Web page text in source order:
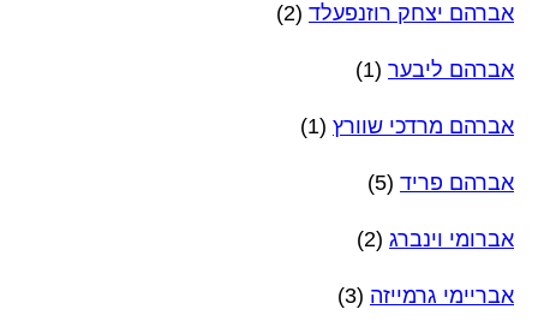
אברהם יצחק רוזנפעלד (2)
אברהם ליבער (1)
אברהם מרדכי שוורץ (1)
אברהם פריד (5)
אברומי וינברג (2)
אבריימי גרמייזה (3)